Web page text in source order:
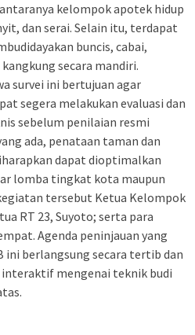
kelompok apotek hidup
dan serai. Selain itu, terdapat
buncis, cabai,
secara mandiri.
survei ini bertujuan agar
segera melakukan evaluasi dan
sebelum penilaian resmi
ada, penataan taman dan
dapat dioptimalkan
lomba tingkat kota maupun
tersebut Ketua Kelompok
RT 23, Suyoto; serta para
Agenda peninjauan yang
ini berlangsung secara tertib dan
interaktif mengenai teknik budi